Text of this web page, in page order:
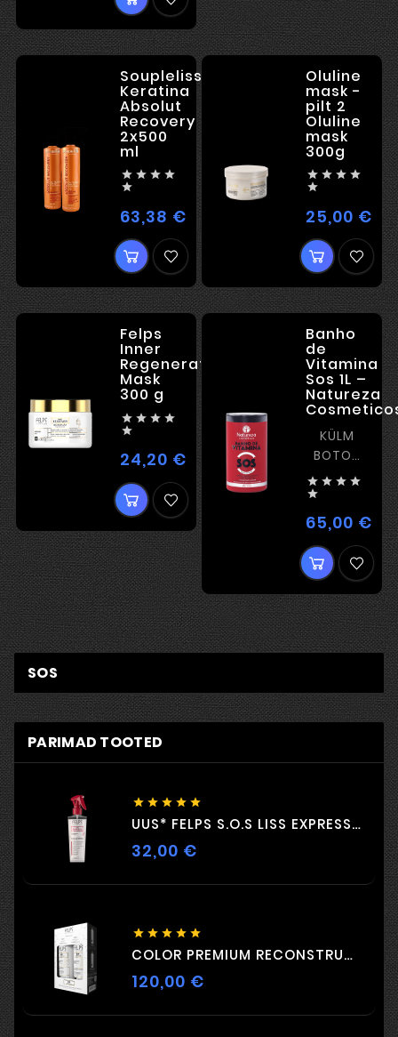
Soupleliss
Keratina
Absolut
Recovery
2x500
ml
   

63,38 €Hind
Oluline
mask -
pilt 2
Oluline
mask
300g
   

25,00 €
Felps
Inner
Regeneration
Mask
300 g
   

24,20 €Hind
Banho
de
Vitamina
Sos 1L –
Natureza
KÜLM
BOTOX
EFEKTIGA
ILMA
   

65,00 €
SOS
PARIMAD TOOTED
    
UUS* FELPS S.O.S LISS EXPRESS 230 ML
32,00 €Hind
    
COLOR PREMIUM RECONSTRUCTION DUO 2 X 500 Ml
120,00 €Hind